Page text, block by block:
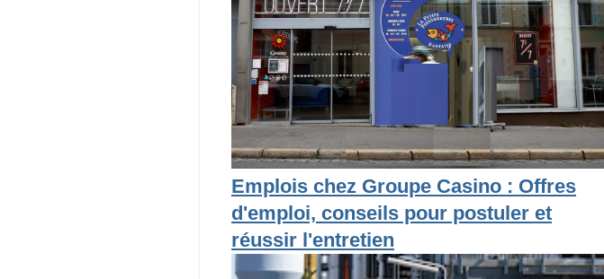
Emplois chez Groupe Casino : Offres
d'emploi, conseils pour postuler et
réussir l'entretien